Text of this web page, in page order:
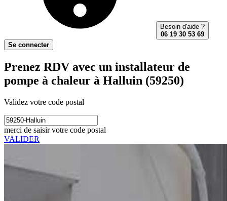
Besoin d'aide ?
06 19 30 53 69
Se connecter
Prenez RDV avec un installateur de
pompe à chaleur à Halluin (59250)
Validez votre code postal
merci de saisir votre code postal
VALIDER